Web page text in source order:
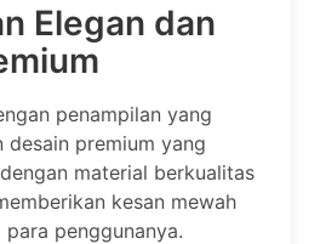
Elegan dan
penampilan yang
desain premium yang
material berkualitas
kesan mewah
penggunanya.